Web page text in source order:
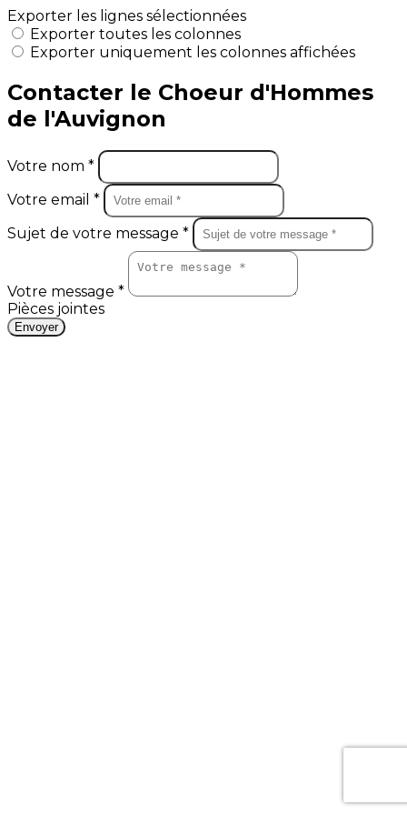
Exporter les lignes sélectionnées
Exporter toutes les colonnes
Exporter uniquement les colonnes affichées
Contacter le Choeur d'Hommes
de l'Auvignon
Votre nom *
Votre email *
Sujet de votre message *
Votre message *
Pièces jointes
Envoyer